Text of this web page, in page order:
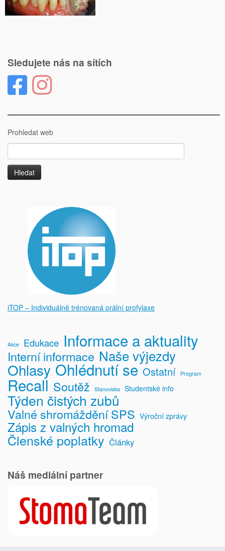
Sledujete nás na sítích
Prohledat web
iTOP – Individuálně trénovaná orální profylaxe
Akce Edukace Informace a aktuality
Interní informace Naše výjezdy
Ohlasy Ohlédnutí se Ostatní Program
Recall Soutěž Stanoviska Studentské info
Týden čistých zubů
Valné shromáždění SPS Výroční zprávy
Zápis z valných hromad
Členské poplatky Články
Náš mediální partner